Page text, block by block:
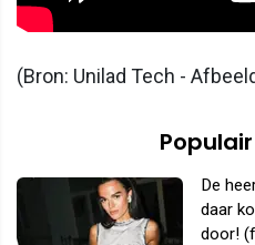
(Bron: Unilad Tech -
De
daar
door!